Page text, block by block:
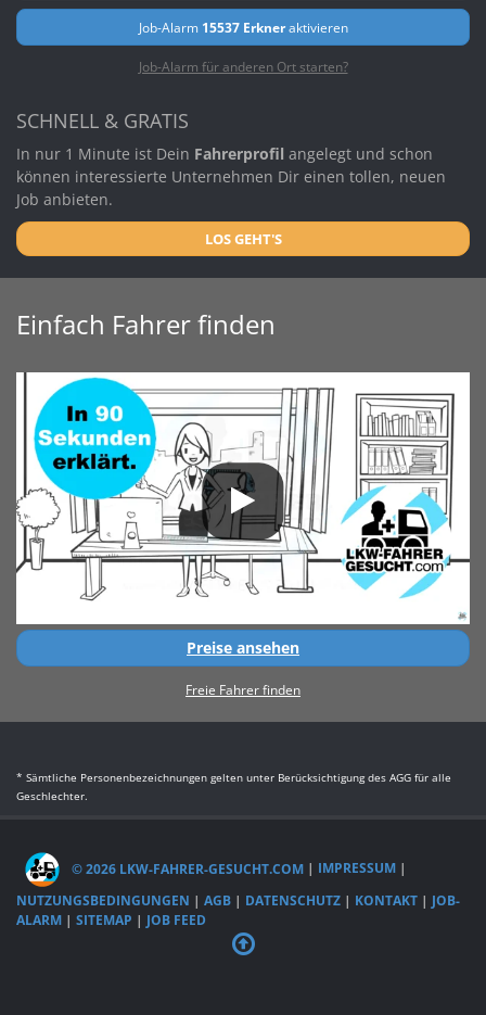
Job-Alarm 15537 Erkneraktivieren
Job-Alarm für anderen Ort starten?
SCHNELL & GRATIS
In nur 1 Minute ist Dein Fahrerprofil angelegt und schon
können interessierte Unternehmen Dir einen tollen, neuen
Job anbieten.
LOS GEHT'S
Einfach Fahrer finden
Preise ansehen
Freie Fahrer finden
* Sämtliche Personenbezeichnungen gelten unter Berücksichtigung des AGG für alle
Geschlechter.
© 2026 LKW-FAHRER-GESUCHT.COM | IMPRESSUM |
NUTZUNGSBEDINGUNGEN | AGB | DATENSCHUTZ | KONTAKT | JOB-
ALARM | SITEMAP | JOB FEED